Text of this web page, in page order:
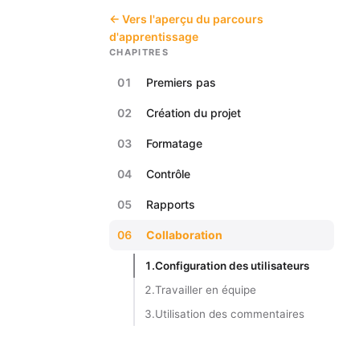
← Vers l'aperçu du parcours
d'apprentissage
CHAPITRES
01 Premiers pas
02 Création du projet
03 Formatage
04 Contrôle
05 Rapports
06 Collaboration
1.Configuration des utilisateurs
2.Travailler en équipe
3.Utilisation des commentaires